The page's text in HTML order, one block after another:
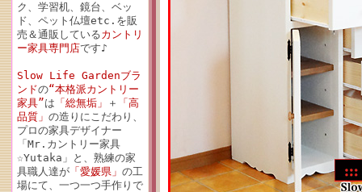
ク、学習机、鏡台、ベッ
ド、ペット仏壇etc.を販
売＆通販しているカントリ
ー家具専門店です♪
Slow Life Gardenブラ
ンドの“本格派カントリー
家具”は 「総無垢」 ＋
「高
品質」 の造りにこだわり、
プロの家具デザイナー
「Mr.カントリー家具
☆Yutaka」と、熟練の家
具職人達が 「愛媛県」 の工
場にて、一つ一つ手作りで